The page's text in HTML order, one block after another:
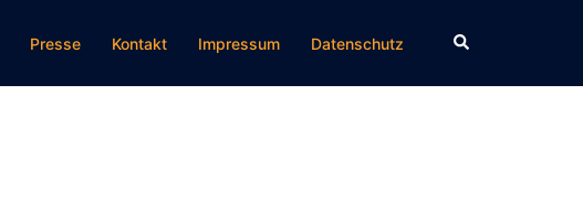
Presse Kontakt Impressum Datenschutz Suche